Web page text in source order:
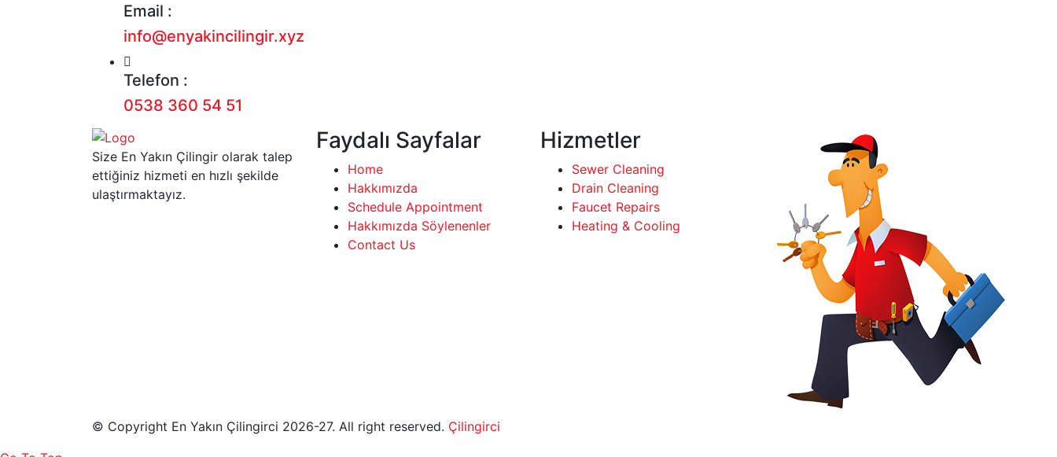
Email :
info@enyakincilingir.xyz
Telefon :
0538 360 54 51
Size En Yakın Çilingir olarak talep
ettiğiniz hizmeti en hızlı şekilde
ulaştırmaktayız.
Faydalı Sayfalar
Home
Hakkımızda
Schedule Appointment
Hakkımızda Söylenenler
Contact Us
Hizmetler
Sewer Cleaning
Drain Cleaning
Faucet Repairs
Heating & Cooling
© Copyright En Yakın Çilingirci 2026-27. All right reserved. Çilingirci